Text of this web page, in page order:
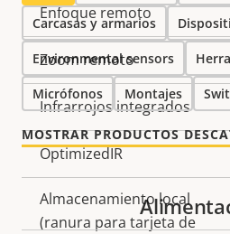
Descripción
de
propiedad
Valor de
la
propiedad
Enfoque remoto
Zoom remoto
Infrarrojos integrados
OptimizedIR
Almacenamiento local
(ranura para tarjeta de
Carcasas y armarios
Environmental sensors
Micrófonos Montajes
MOSTRAR PRODUCTOS